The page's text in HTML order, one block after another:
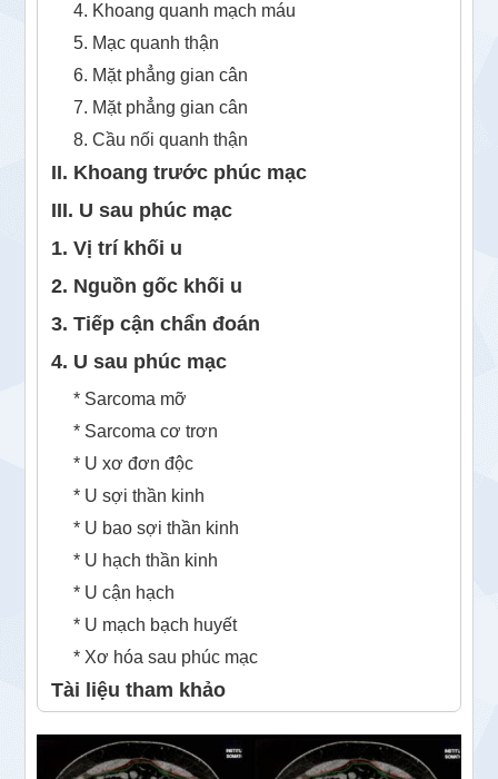
4. Khoang quanh mạch máu
5. Mạc quanh thận
6. Mặt phẳng gian cân
7. Mặt phẳng gian cân
8. Cầu nối quanh thận
II. Khoang trước phúc mạc
III. U sau phúc mạc
1. Vị trí khối u
2. Nguồn gốc khối u
3. Tiếp cận chẩn đoán
4. U sau phúc mạc
* Sarcoma mỡ
* Sarcoma cơ trơn
* U xơ đơn độc
* U sợi thần kinh
* U bao sợi thần kinh
* U hạch thần kinh
* U cận hạch
* U mạch bạch huyết
* Xơ hóa sau phúc mạc
Tài liệu tham khảo